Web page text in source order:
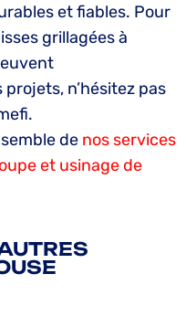
et fiables. Pour
grillagées à
n’hésitez pas
de nos services
et usinage de